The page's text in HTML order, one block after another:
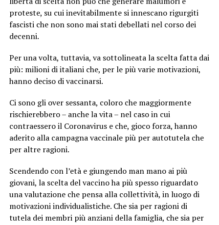
proteste, su cui inevitabilmente si innescano rigurgiti
fascisti che non sono mai stati debellati nel corso dei
decenni.
Per una volta, tuttavia, va sottolineata la scelta fatta dai
più: milioni di italiani che, per le più varie motivazioni,
hanno deciso di vaccinarsi.
Ci sono gli over sessanta, coloro che maggiormente
rischierebbero – anche la vita – nel caso in cui
contraessero il Coronavirus e che, gioco forza, hanno
aderito alla campagna vaccinale più per autotutela che
per altre ragioni.
Scendendo con l’età e giungendo man mano ai più
giovani, la scelta del vaccino ha più spesso riguardato
una valutazione che pensa alla collettività, in luogo di
motivazioni individualistiche. Che sia per ragioni di
tutela dei membri più anziani della famiglia, che sia per